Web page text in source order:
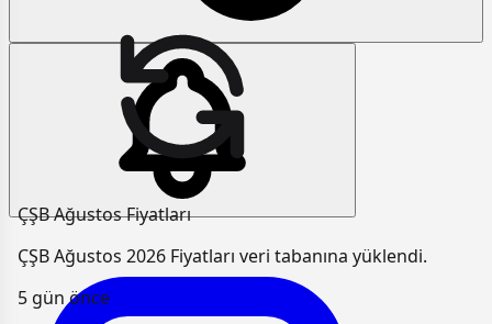
ÇŞB Ağustos Fiyatları
ÇŞB Ağustos 2026 Fiyatları veri tabanına yüklendi.
5 gün önce